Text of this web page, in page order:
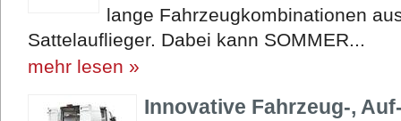
lange Fahrzeugkombinationen
Sattelauflieger. Dabei kann SOMMER...
mehr lesen »
Innovative Fahrzeug-,